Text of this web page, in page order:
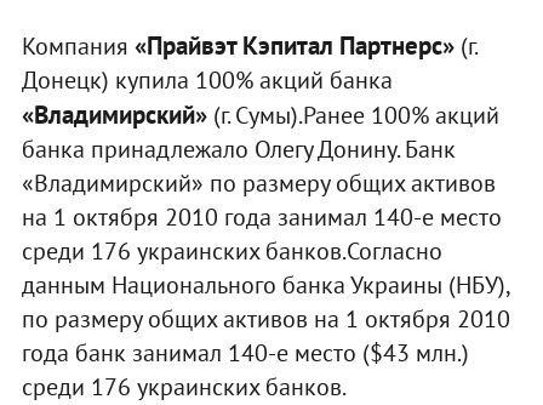
Компания «Прайвэт Кэпитал Партнерс»(г.
Донецк) купила 100% акций банка
«Владимирский»(г. Сумы).Ранее 100% акций
банка принадлежало Олегу Донину. Банк
«Владимирский» по размеру общих активов
на 1 октября 2010 года занимал 140-е место
среди 176 украинских банков.Согласно
данным Национального банка Украины (НБУ),
по размеру общих активов на 1 октября 2010
года банк занимал 140-е место ($43 млн.)
среди 176 украинских банков.